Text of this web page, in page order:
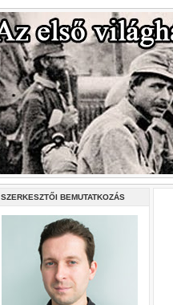
SZERKESZTŐI BEMUTATKOZÁS